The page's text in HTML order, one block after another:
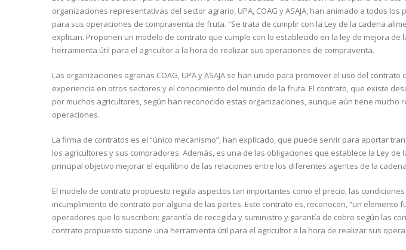
organizaciones representativas del sector agrario, UPA, COAG y ASAJA, han animado a todos
para sus operaciones de compraventa de fruta. “Se trata de cumplir con la Ley de la cadena
explican. Proponen un modelo de contrato que cumple con lo establecido en la ley de mejora de
herramienta útil para el agricultor a la hora de realizar sus operaciones de compraventa.
Las organizaciones agrarias COAG, UPA y ASAJA se han unido para promover el uso del
experiencia en otros sectores y el conocimiento del mundo de la fruta. El contrato, que existe
por muchos agricultores, según han reconocido estas organizaciones, aunque aún tiene mucho
operaciones.
La firma de contratos es el “único mecanismo”, han explicado, que puede servir para aportar
los agricultores y sus compradores. Además, es una de las obligaciones que establece la Ley de
principal objetivo mejorar el equilibrio de las relaciones entre los diferentes agentes de la
El modelo de contrato propuesto regula aspectos tan importantes como el precio, las
incumplimiento de contrato por alguna de las partes. Este contrato es, reconocen, “un elemento
operadores que lo suscriben: garantía de recogida y suministro y garantía de cobro según las
contrato propuesto supone una herramienta útil para el agricultor a la hora de realizar sus